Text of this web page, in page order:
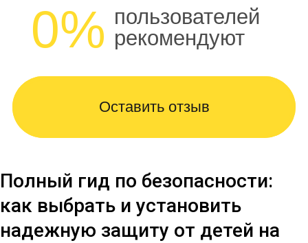
0% пользователей
рекомендуют
Оставить отзыв
Полный гид по безопасности:
как выбрать и установить
надежную защиту от детей на